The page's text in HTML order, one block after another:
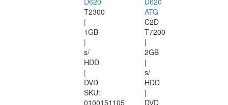
T2300
|
1GB
|
s/
HDD
|
DVD
SKU:
0100151105
ATG
C2D
T7200
|
2GB
|
s/
HDD
|
DVD